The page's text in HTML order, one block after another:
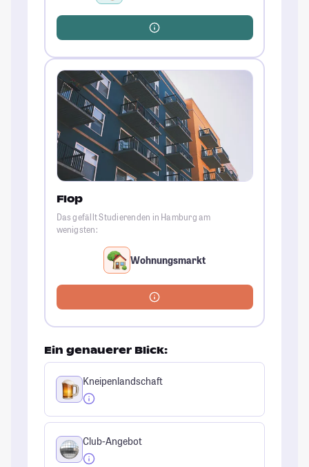
Flop
Das gefällt Studierenden in Hamburg am
wenigsten:
Wohnungsmarkt
Ein genauerer Blick:
Kneipenlandschaft
Club-Angebot